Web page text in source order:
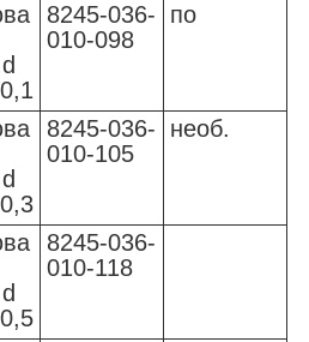
8245-036-
010-098
по
8245-036-
010-105
необ.
8245-036-
010-118